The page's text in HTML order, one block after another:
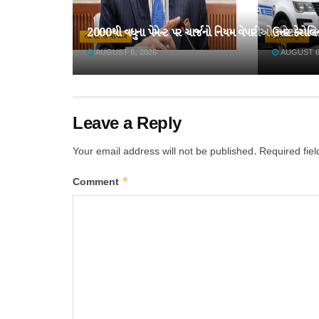
તાજા સમાચાર
2000થી વધુના પેમેન્ટ પર ચાર્જનો નિયમ વેપારીઓ, મોટા
AUGUST 6, 2026
આંતરરાષ્ટ્રીય
ઉત્તર
AUGUST
Leave a Reply
Your email address will not be published. Required
Comment *